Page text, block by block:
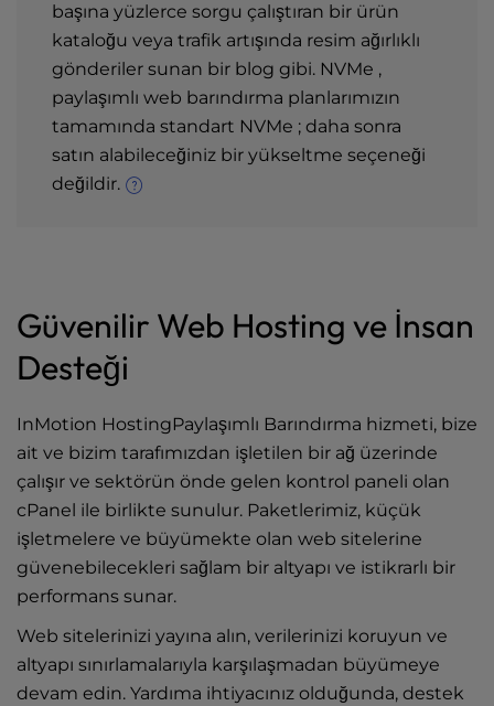
başına yüzlerce sorgu çalıştıran bir ürün
kataloğu veya trafik artışında resim ağırlıklı
gönderiler sunan bir blog gibi. NVMe ,
paylaşımlı web barındırma planlarımızın
tamamında standart NVMe ; daha sonra
satın alabileceğiniz bir yükseltme seçeneği
değildir.
Güvenilir Web Hosting ve İnsan
Desteği
InMotion HostingPaylaşımlı Barındırma hizmeti, bize
ait ve bizim tarafımızdan işletilen bir ağ üzerinde
çalışır ve sektörün önde gelen kontrol paneli olan
cPanel ile birlikte sunulur. Paketlerimiz, küçük
işletmelere ve büyümekte olan web sitelerine
güvenebilecekleri sağlam bir altyapı ve istikrarlı bir
performans sunar.
Web sitelerinizi yayına alın, verilerinizi koruyun ve
altyapı sınırlamalarıyla karşılaşmadan büyümeye
devam edin. Yardıma ihtiyacınız olduğunda, destek